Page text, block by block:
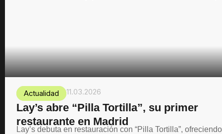
Actualidad 11.03.2026
Lay’s abre “Pilla Tortilla”, su primer
restaurante en Madrid
Lay’s debuta en restauración con “Pilla Tortilla”, ofreciendo